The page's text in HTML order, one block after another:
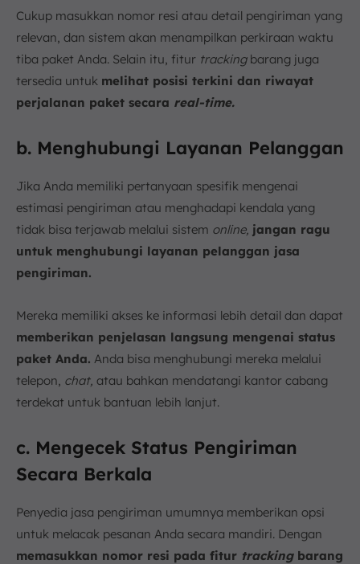
Cukup masukkan nomor resi atau detail pengiriman yang
relevan, dan sistem akan menampilkan perkiraan waktu
tiba paket Anda. Selain itu, fitur trackingbarang juga
tersedia untuk melihat posisi terkini dan riwayat
perjalanan paket secara real-time.
b. Menghubungi Layanan Pelanggan
Jika Anda memiliki pertanyaan spesifik mengenai
estimasi pengiriman atau menghadapi kendala yang
tidak bisa terjawab melalui sistem online, jangan ragu
untuk menghubungi layanan pelanggan jasa
pengiriman.
Mereka memiliki akses ke informasi lebih detail dan dapat
memberikan penjelasan langsung mengenai status
paket Anda. Anda bisa menghubungi mereka melalui
telepon, chat, atau bahkan mendatangi kantor cabang
terdekat untuk bantuan lebih lanjut.
c. Mengecek Status Pengiriman
Secara Berkala
Penyedia jasa pengiriman umumnya memberikan opsi
untuk melacak pesanan Anda secara mandiri. Dengan
memasukkan nomor resi pada fitur trackingbarang